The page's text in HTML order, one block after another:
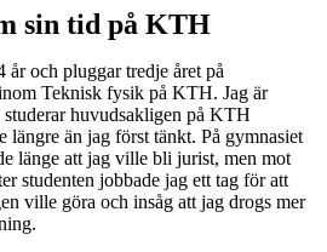
sin tid på KTH
år och pluggar tredje året på
Teknisk fysik på KTH. Jag är
huvudsakligen på KTH
längre än jag först tänkt. På gymnasiet
länge att jag ville bli jurist, men mot
studenten jobbade jag ett tag för att
ville göra och insåg att jag drogs mer